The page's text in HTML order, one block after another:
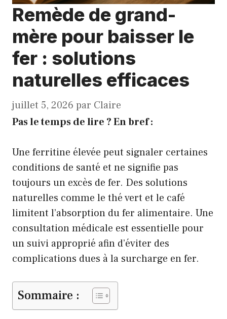
Remède de grand-
mère pour baisser le
fer : solutions
naturelles efficaces
juillet 5, 2026 par Claire
Pas le temps de lire ? En bref :
Une ferritine élevée peut signaler certaines
conditions de santé et ne signifie pas
toujours un excès de fer. Des solutions
naturelles comme le thé vert et le café
limitent l’absorption du fer alimentaire. Une
consultation médicale est essentielle pour
un suivi approprié afin d’éviter des
complications dues à la surcharge en fer.
Sommaire :